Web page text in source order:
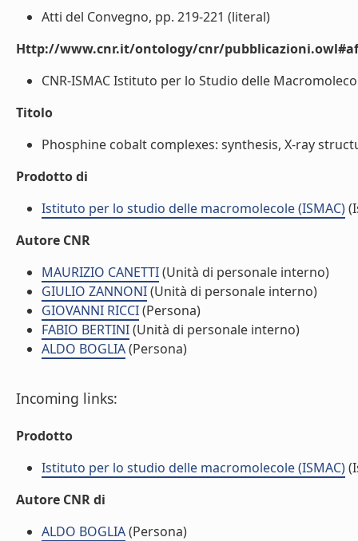
Atti del Convegno, pp. 219-221 (literal)
Http://www.cnr.it/ontology/cnr/
CNR-ISMAC Istituto per lo Studio delle
Titolo
Phosphine cobalt complexes: synthesis, X-ray
Prodotto di
Istituto per lo studio delle macromolecole (ISMAC)
Autore CNR
MAURIZIO CANETTI(Unità di personale interno)
GIULIO ZANNONI(Unità di personale interno)
GIOVANNI RICCI(Persona)
FABIO BERTINI(Unità di personale interno)
ALDO BOGLIA(Persona)
Incoming links:
Prodotto
Istituto per lo studio delle macromolecole (ISMAC)
Autore CNR di
ALDO BOGLIA(Persona)